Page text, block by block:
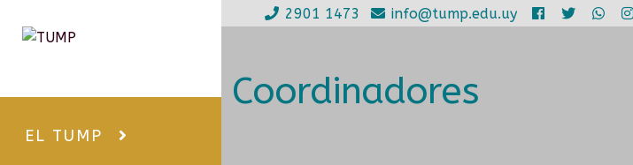
2901 1473 info@tump.edu.uy
navegación
EL TUMP
Coordinadores